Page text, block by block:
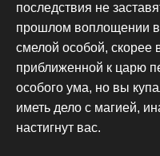
последствия не
прошлом воплощении
смелой особой, скорее
приближенной к царю
особого ума, но вы
иметь дело с магией,
настигнут вас.